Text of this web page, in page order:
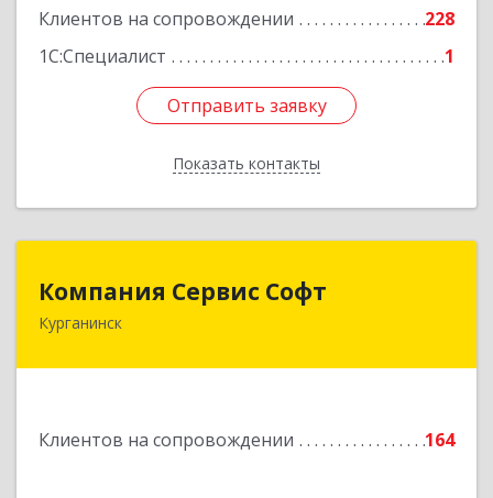
Клиентов на сопровождении
228
1С:Специалист
1
Отправить заявку
Показать контакты
Отправить заявку
Назад
Компания Сервис Софт
Курганинск
Клиентов на сопровождении 164
Компания Сервис Софт
352430, Краснодарский край, Курганинск г,